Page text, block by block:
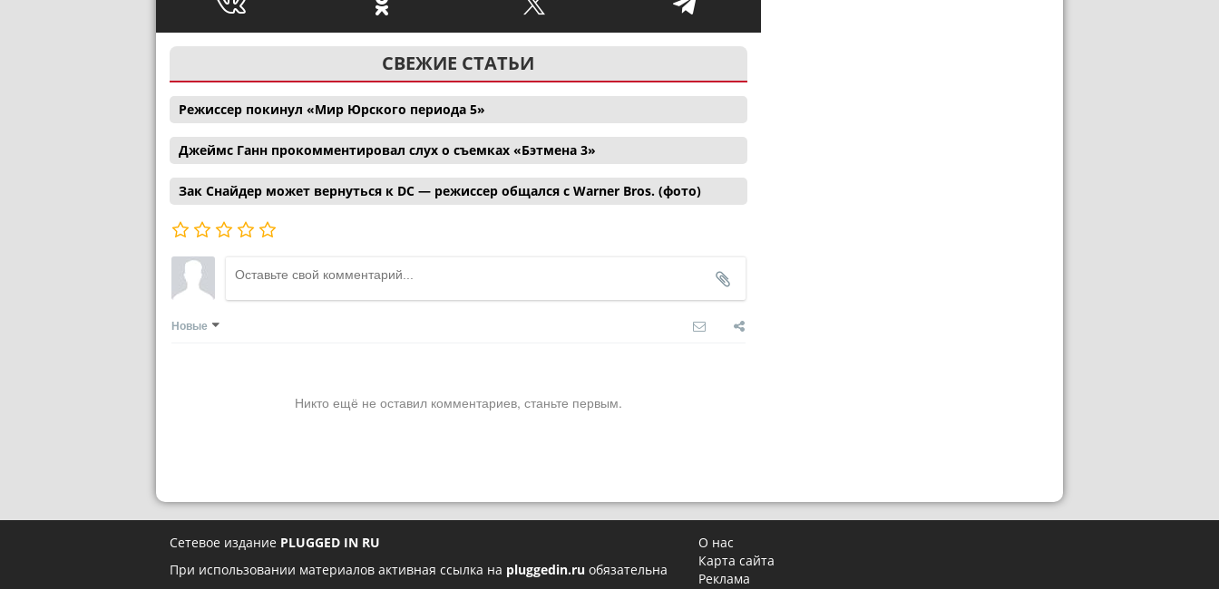
СВЕЖИЕ СТАТЬИ
Режиссер покинул «Мир Юрского периода 5»
Джеймс Ганн прокомментировал слух о съемках «Бэтмена 3»
Зак Снайдер может вернуться к DC — режиссер общался с Warner Bros. (фото)
Новые
Никто ещё не оставил комментариев, станьте первым.
Сетевое издание PLUGGED IN RU
При использовании материалов активная ссылка на pluggedin.ru обязательна
О нас
Карта сайта
Реклама